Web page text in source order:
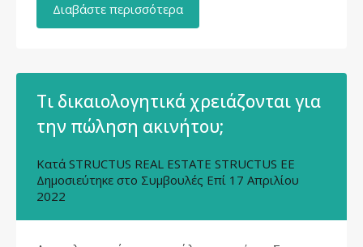
Διαβάστε περισσότερα
Τι δικαιολογητικά χρειάζονται για
την πώληση ακινήτου;
Κατά STRUCTUS REAL ESTATE STRUCTUS EE
Δημοσιεύτηκε στο Συμβουλές Επί 17 Απριλίου
2022